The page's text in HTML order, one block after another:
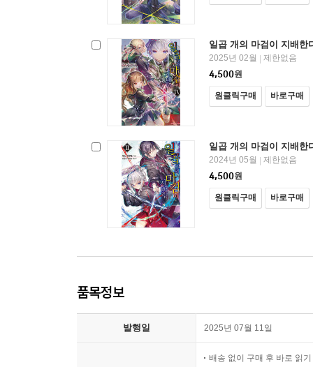
일곱 개의 마검이 지배한
2025년 02월
제한없음
4,500원
원클릭구매 바로구매
일곱 개의 마검이 지배한
2024년 05월
제한없음
4,500원
원클릭구매 바로구매
품목정보
발행일 2025년 07월 11일
배송 없이 구매 후 바로 읽기